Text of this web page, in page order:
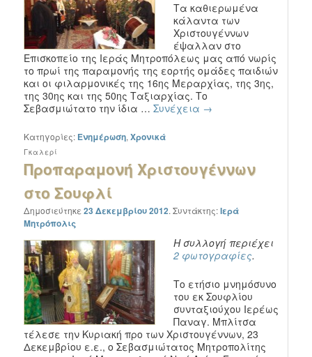
Τα καθιερωμένα
κάλαντα των
Χριστουγέννων
έψαλλαν στο
Επισκοπείο της Ιεράς Μητροπόλεως μας από νωρίς
το πρωί της παραμονής της εορτής ομάδες παιδιών
και οι φιλαρμονικές της 16ης Μεραρχίας, της 3ης,
της 30ης και της 50ης Ταξιαρχίας. Το
Σεβασμιώτατο την ίδια …Συνέχεια →
Κατηγορίες: Ενημέρωση,Χρονικά
Προπαραμονή Χριστουγέννων
στο Σουφλί
Γκαλερί
Δημοσιεύτηκε23 Δεκεμβρίου 2012.Συντάκτης:Ιερά
Μητρόπολις
Η συλλογή περιέχει
2 φωτογραφίες.
Το ετήσιο μνημόσυνο
του εκ Σουφλίου
συνταξιούχου Ιερέως
Παναγ. Μπλίτσα
τέλεσε την Κυριακή προ των Χριστουγέννων, 23
Δεκεμβρίου ε.ε., ο Σεβασμιώτατος Μητροπολίτης